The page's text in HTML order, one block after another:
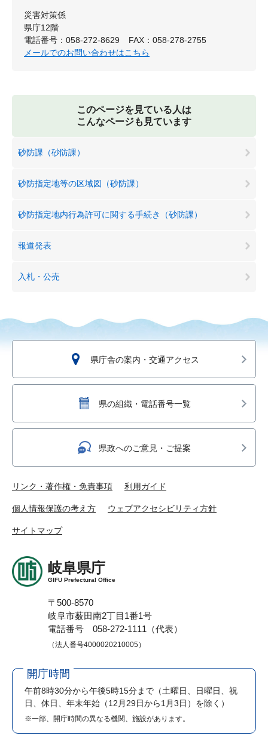
災害対策係
県庁12階
電話番号：058-272-8629
FAX：058-278-2755
メールでのお問い合わせはこちら
このページを見ている人は
こんなページも見ています
砂防課（砂防課）
砂防指定地等の区域図（砂防課）
砂防指定地内行為許可に関する手続き（砂防課）
報道発表
入札・公売
県庁舎の案内・交通アクセス
県の組織・電話番号一覧
県政へのご意見・ご提案
リンク・著作権・免責事項 利用ガイド
個人情報保護の考え方 ウェブアクセシビリティ方針
サイトマップ
岐阜県庁
GIFU Prefectural Office
〒500-8570
岐阜市薮田南2丁目1番1号
電話番号 058-272-1111（代表）
（法人番号4000020210005）
開庁時間
午前8時30分から午後5時15分まで （土曜日、日曜日、祝
日、休日、年末年始（12月29日から1月3日）を除く）
※一部、開庁時間の異なる機関、施設があります。